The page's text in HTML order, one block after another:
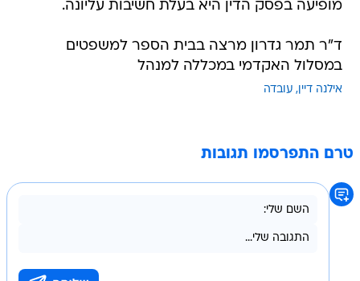
מופיעה בפסק הדין היא בעלת חשיבות עליונה.
ד"ר תמר גדרון מרצה בבית הספר למשפטים
במסלול האקדמי במכללה למנהל
אילנה דיין עובדה
טרם התפרסמו תגובות